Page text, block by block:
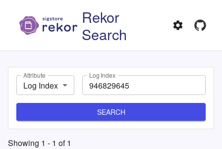
Rekor
Search
Attribute
Log Index
Log Index
SEARCH
Showing 1 - 1 of1